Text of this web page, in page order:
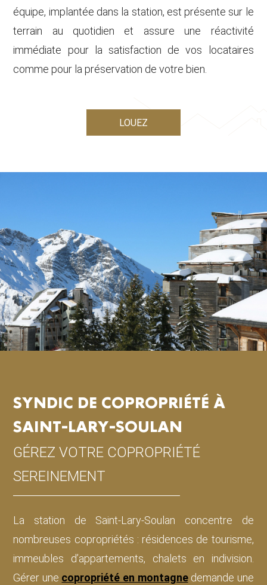
équipe, implantée dans la station, est présente sur le
terrain au quotidien et assure une réactivité
immédiate pour la satisfaction de vos locataires
comme pour la préservation de votre bien.
LOUEZ
SYNDIC DE COPROPRIÉTÉ À
SAINT-LARY-SOULAN
GÉREZ VOTRE COPROPRIÉTÉ
SEREINEMENT
La station de Saint-Lary-Soulan concentre de
nombreuses copropriétés : résidences de tourisme,
immeubles d’appartements, chalets en indivision.
Gérer une copropriété en montagnedemande une